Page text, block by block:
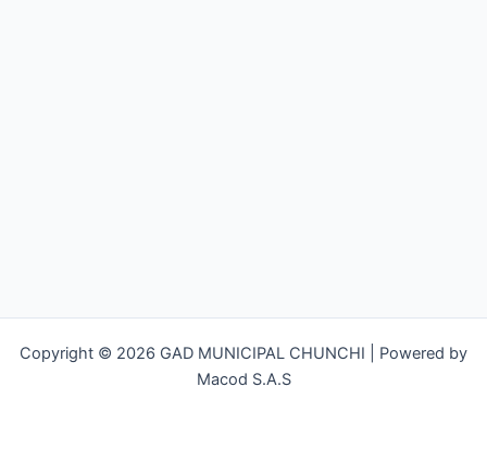
Copyright © 2026 GAD MUNICIPAL CHUNCHI | Powered by
Macod S.A.S